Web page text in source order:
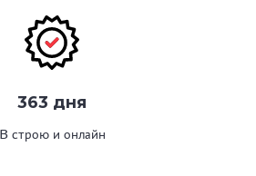
363 дня
В строю и онлайн